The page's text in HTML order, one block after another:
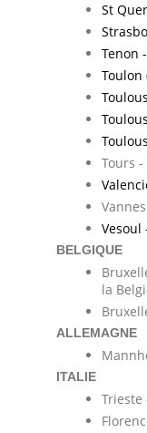
St
Tenon
Toulon
Tours -
Vesoul
BELGIQUE
la
ALLEMAGNE
ITALIE